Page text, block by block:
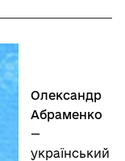
Олександр
Абраменко
—
український